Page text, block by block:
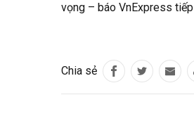
vọng – báo VnExpress
Chia sẻ